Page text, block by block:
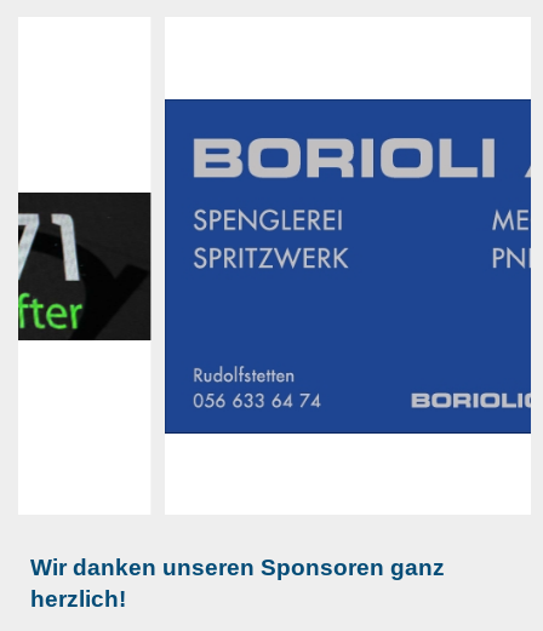
Wir danken unseren Sponsoren ganz
herzlich!